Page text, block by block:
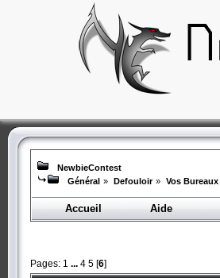
NewbieContest
Général » Defouloir » Vos Bureaux
Accueil Aide
Pages: 1 ... 4 5 [6]